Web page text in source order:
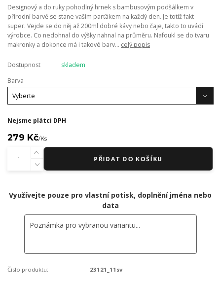
Designový a do ruky pohodlný hrnek s bambusovým podšálkem v
přírodní barvě se stane vaším parťákem na každý den. Je totiž fakt
super. Vejde se do něj až 200ml dobré kávy nebo čaje, takto to uvádí
výrobce. Co nedohnal do výšky nahnal na průměru. Nafoukl se do tvaru
makronky a dokonce má i takové barv... celý popis
Dostupnost
skladem
Barva
Nejsme plátci DPH
279 Kč/Ks
PŘIDAT DO KOŠÍKU
Využívejte pouze pro vlastní potisk, doplnění jména nebo
data
Číslo produktu: 23121_11sv